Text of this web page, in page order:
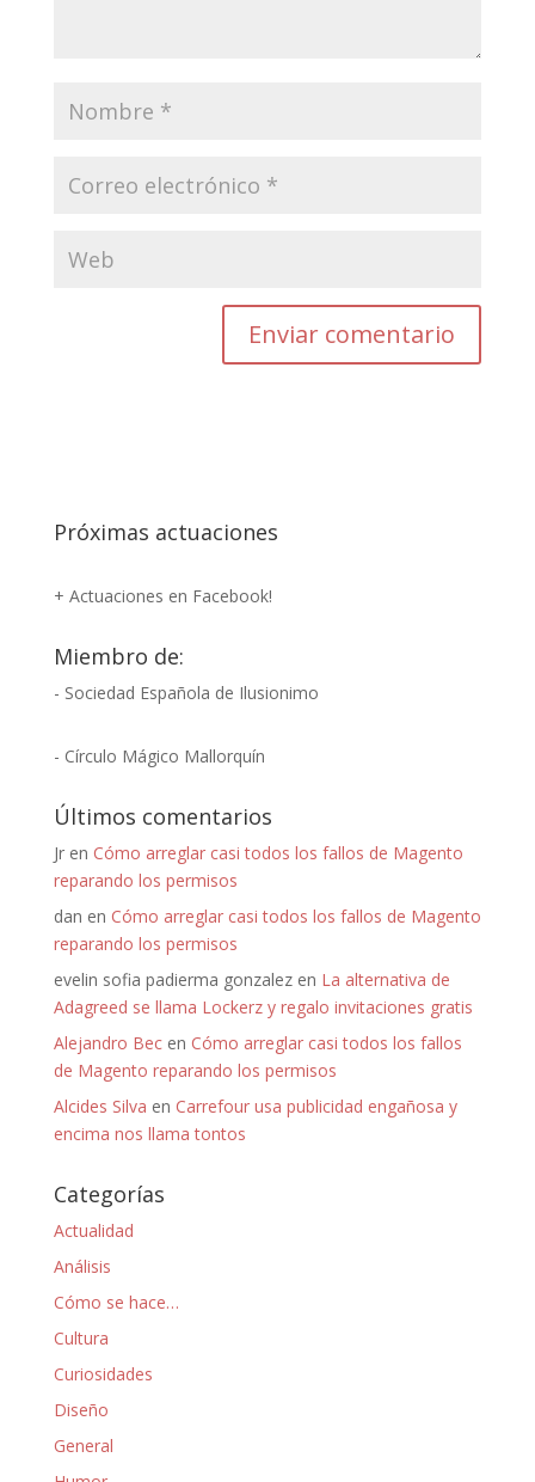
Próximas actuaciones
+ Actuaciones en Facebook!
Miembro de:
- Sociedad Española de Ilusionimo
- Círculo Mágico Mallorquín
Últimos comentarios
Jren Cómo arreglar casi todos los fallos de Magento
reparando los permisos
dan en Cómo arreglar casi todos los fallos de Magento
reparando los permisos
evelin sofia padierma gonzalezen La alternativa de
Adagreed se llama Lockerz y regalo invitaciones gratis
Alejandro Becen Cómo arreglar casi todos los fallos
de Magento reparando los permisos
Alcides Silva en Carrefour usa publicidad engañosa y
encima nos llama tontos
Categorías
Actualidad
Análisis
Cómo se hace…
Cultura
Curiosidades
Diseño
General